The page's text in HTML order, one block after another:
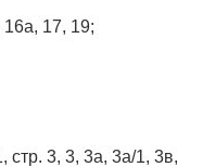
17, 19;
стр. 3, 3, 3а, 3а/1, 3в,